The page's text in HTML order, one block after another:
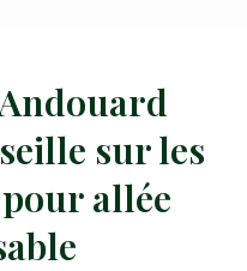
sur les
allée